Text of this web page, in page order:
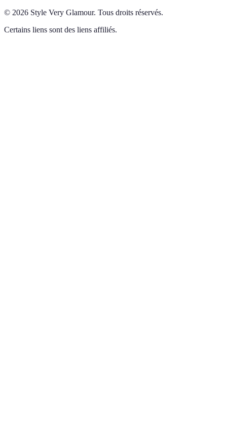
© 2026 Style Very Glamour. Tous droits réservés.
Certains liens sont des liens affiliés.